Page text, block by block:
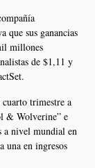
que sus ganancias
millones
de $1,11 y
trimestre a
& Wolverine” e
a nivel mundial en
una en ingresos